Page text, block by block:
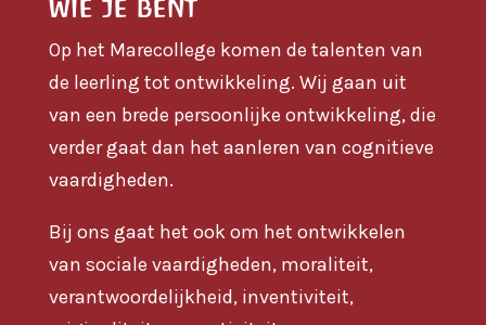
wie je bent
Op het Marecollege komen de talenten van
de leerling tot ontwikkeling. Wij gaan uit
van een brede persoonlijke ontwikkeling, die
verder gaat dan het aanleren van cognitieve
vaardigheden.
Bij ons gaat het ook om het ontwikkelen
van sociale vaardigheden, moraliteit,
verantwoordelijkheid, inventiviteit,